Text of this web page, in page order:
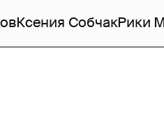
Ксения СобчакРики